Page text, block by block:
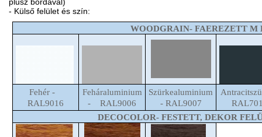
- Külső felület és szín:
WOODGRAIN- FAEREZETT M
Fehér -
RAL9016
Feháraluminium
- RAL9006
Szürkealuminium
- RAL9007
DECOCOLOR- FESTETT, DEKOR